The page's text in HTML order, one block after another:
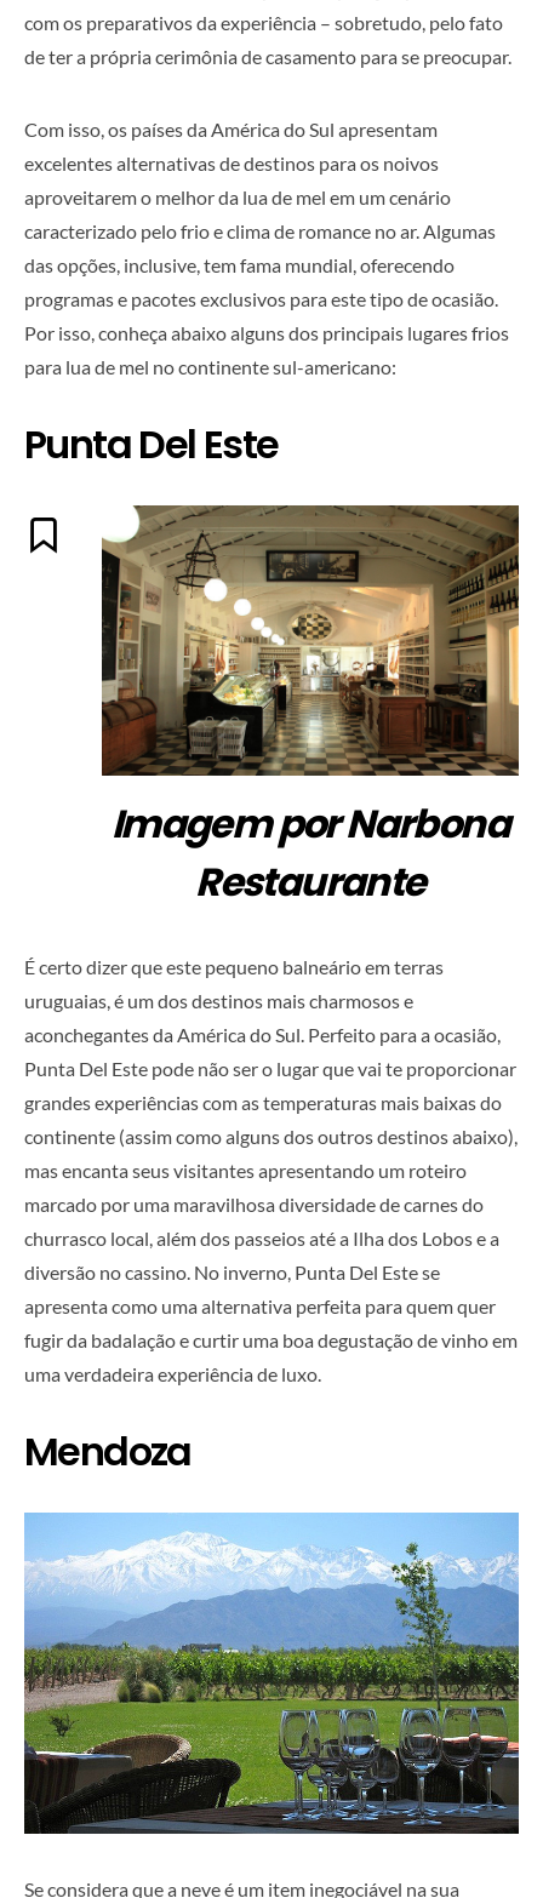
com os preparativos da experiência – sobretudo, pelo fato
de ter a própria cerimônia de casamento para se preocupar.
Com isso, os países da América do Sul apresentam
excelentes alternativas de destinos para os noivos
aproveitarem o melhor da lua de mel em um cenário
caracterizado pelo frio e clima de romance no ar. Algumas
das opções, inclusive, tem fama mundial, oferecendo
programas e pacotes exclusivos para este tipo de ocasião.
Por isso, conheça abaixo alguns dos principais lugares frios
para lua de mel no continente sul-americano:
Punta Del Este
Imagem por Narbona
Restaurante
É certo dizer que este pequeno balneário em terras
uruguaias, é um dos destinos mais charmosos e
aconchegantes da América do Sul. Perfeito para a ocasião,
Punta Del Este pode não ser o lugar que vai te proporcionar
grandes experiências com as temperaturas mais baixas do
continente (assim como alguns dos outros destinos abaixo),
mas encanta seus visitantes apresentando um roteiro
marcado por uma maravilhosa diversidade de carnes do
churrasco local, além dos passeios até a Ilha dos Lobos e a
diversão no cassino. No inverno, Punta Del Este se
apresenta como uma alternativa perfeita para quem quer
fugir da badalação e curtir uma boa degustação de vinho em
uma verdadeira experiência de luxo.
Mendoza
Se considera que a neve é um item inegociável na sua